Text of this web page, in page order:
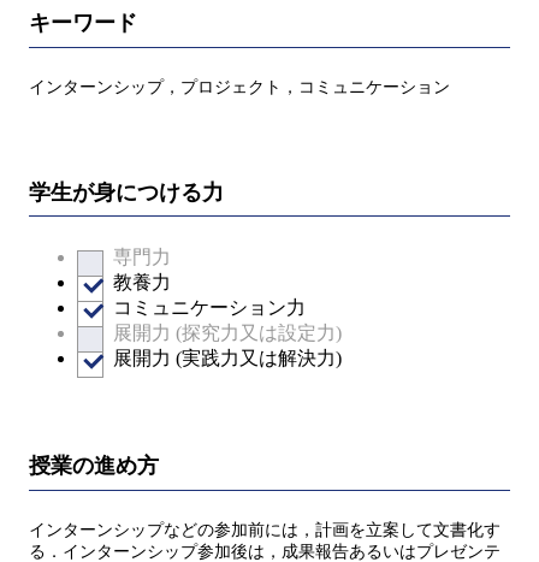
キーワード
インターンシップ，プロジェクト，コミュニケーション
学生が身につける力
専門力
教養力
コミュニケーション力
展開力 (探究力又は設定力)
展開力 (実践力又は解決力)
授業の進め方
インターンシップなどの参加前には，計画を立案して文書化す
る．インターンシップ参加後は，成果報告あるいはプレゼンテ